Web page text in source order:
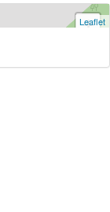
+
Leaflet